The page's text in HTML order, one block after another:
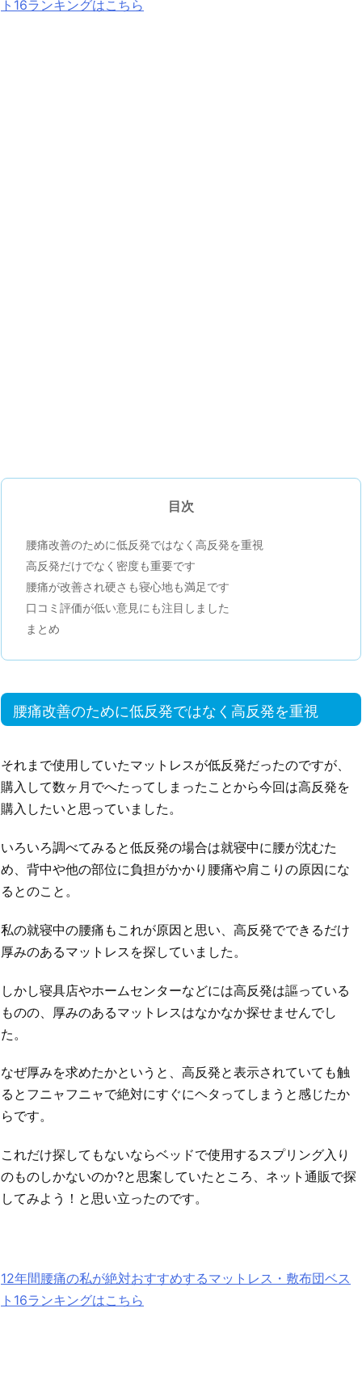
ト16ランキングはこちら
目次
腰痛改善のために低反発ではなく高反発を重視
高反発だけでなく密度も重要です
腰痛が改善され硬さも寝心地も満足です
口コミ評価が低い意見にも注目しました
まとめ
腰痛改善のために低反発ではなく高反発を重視
それまで使用していたマットレスが低反発だったのですが、
購入して数ヶ月でへたってしまったことから今回は高反発を
購入したいと思っていました。
いろいろ調べてみると低反発の場合は就寝中に腰が沈むた
め、背中や他の部位に負担がかかり腰痛や肩こりの原因にな
るとのこと。
私の就寝中の腰痛もこれが原因と思い、高反発でできるだけ
厚みのあるマットレスを探していました。
しかし寝具店やホームセンターなどには高反発は謳っている
ものの、厚みのあるマットレスはなかなか探せませんでし
た。
なぜ厚みを求めたかというと、高反発と表示されていても触
るとフニャフニャで絶対にすぐにヘタってしまうと感じたか
らです。
これだけ探してもないならベッドで使用するスプリング入り
のものしかないのか?と思案していたところ、ネット通販で探
してみよう！と思い立ったのです。
12年間腰痛の私が絶対おすすめするマットレス・敷布団ベス
ト16ランキングはこちら